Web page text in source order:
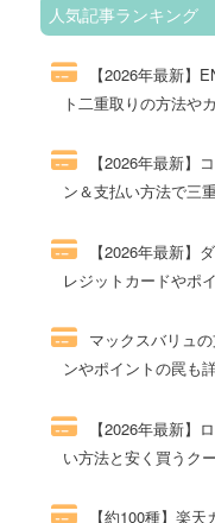
人気記事ランキング
【2026年最新】
ト二重取りの方法や
【2026年最新】
ン＆支払い方法で三
【2026年最新】
レジットカードやポ
マックスバリュ
ンやポイントの罠も
【2026年最新】
い方法と安く買うク
【約100種】楽